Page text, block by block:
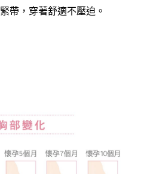
帶，穿著舒適不壓迫。